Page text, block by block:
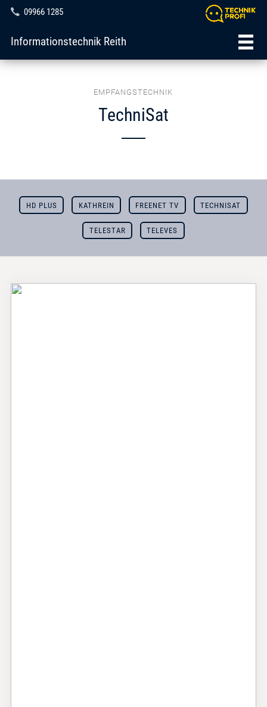
09966 1285
Informationstechnik Reith
EMPFANGSTECHNIK
TechniSat
HD PLUS KATHREIN FREENET TV TECHNISAT
TELESTAR TELEVES